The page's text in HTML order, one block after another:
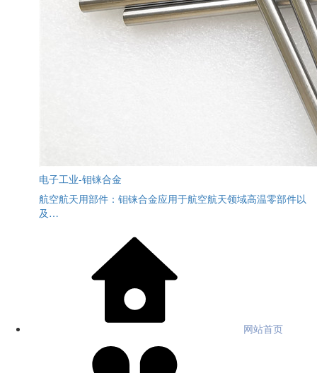
电子工业-钼铼合金
航空航天用部件：钼铼合金应用于航空航天领域高温零部件以
及…
网站首页